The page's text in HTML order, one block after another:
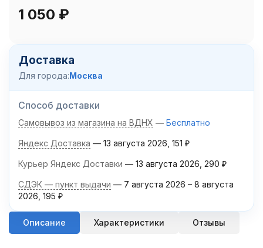
1 050 ₽
Доставка
Для города:Москва
Способ доставки
Самовывоз из магазина на ВДНХ Бесплатно
Яндекс Доставка 13 августа 2026 151 ₽
Курьер Яндекс Доставки 13 августа 2026 290 ₽
СДЭК — пункт выдачи 7 августа 2026 – 8 августа
2026 195 ₽
Описание Характеристики Отзывы